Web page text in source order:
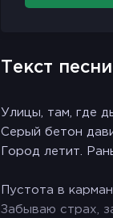
Текст
Улицы, там, где
Серый бетон
Город летит.
Пустота в
Забываю страх,